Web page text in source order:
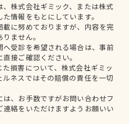
株式会社ギミック、または株式
情報をもとにしています。
載に努めておりますが、内容を完
ません。
へ受診を希望される場合は、事前
接ご確認ください。
損害について、株式会社ギミッ
ネスではその賠償の責任を一切
、お手数ですがお問い合わせフ
連絡をいただけますようお願いい